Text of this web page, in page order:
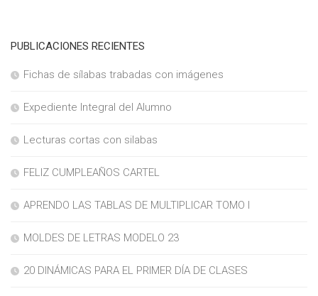
PUBLICACIONES RECIENTES
Fichas de sílabas trabadas con imágenes
Expediente Integral del Alumno
Lecturas cortas con silabas
FELIZ CUMPLEAÑOS CARTEL
APRENDO LAS TABLAS DE MULTIPLICAR TOMO I
MOLDES DE LETRAS MODELO 23
20 DINÁMICAS PARA EL PRIMER DÍA DE CLASES